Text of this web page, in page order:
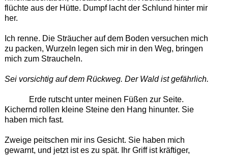
flüchte aus der Hütte. Dumpf lacht der Schlund hinter mir
her.
Ich renne. Die Sträucher auf dem Boden versuchen mich
zu packen, Wurzeln legen sich mir in den Weg, bringen
mich zum Straucheln.
Sei vorsichtig auf dem Rückweg. Der Wald ist gefährlich.
Erde rutscht unter meinen Füßen zur Seite.
Kichernd rollen kleine Steine den Hang hinunter. Sie
haben mich fast.
Zweige peitschen mir ins Gesicht. Sie haben mich
gewarnt, und jetzt ist es zu spät. Ihr Griff ist kräftiger,